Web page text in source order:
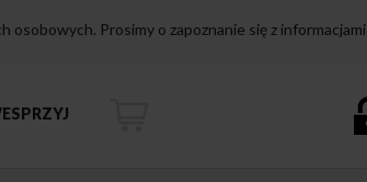
osobowych. Prosimy o zapoznanie się z informacjami